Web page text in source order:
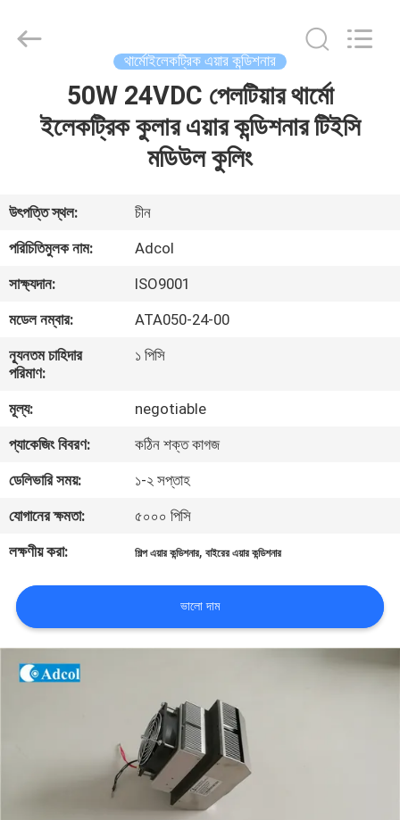
ভিডিও
সম্পর্কে
কারখানা
মান
নিয়ন্ত্রণ
যোগাযোগ
করুন
খবর
মামলা
থার্মোইলেকট্রিক এয়ার কন্ডিশনার
50W 24VDC পেলটিয়ার থার্মো
ইলেকট্রিক কুলার এয়ার কন্ডিশনার টিইসি
মডিউল কুলিং
উৎপত্তি স্থল:
চীন
পরিচিতিমুলক নাম:
Adcol
সাক্ষ্যদান:
ISO9001
মডেল নম্বার:
ATA050-24-00
ন্যূনতম চাহিদার
পরিমাণ:
১ পিসি
মূল্য:
negotiable
প্যাকেজিং বিবরণ:
কঠিন শক্ত কাগজ
ডেলিভারি সময়:
১-২ সপ্তাহ
যোগানের ক্ষমতা:
৫০০০ পিসি
লক্ষণীয় করা:
শিল্প এয়ার কন্ডিশনার,বাইরের এয়ার কন্ডিশনার
ভালো দাম